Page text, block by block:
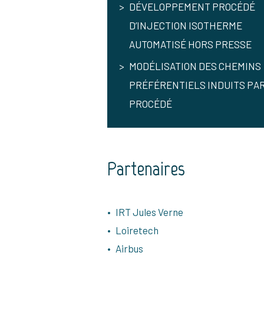
DÉVELOPPEMENT PROCÉDÉ
D’INJECTION ISOTHERME
AUTOMATISÉ HORS PRESSE
MODÉLISATION DES CHEMINS
PRÉFÉRENTIELS INDUITS
PROCÉDÉ
Partenaires
IRT Jules Verne
Loiretech
Airbus